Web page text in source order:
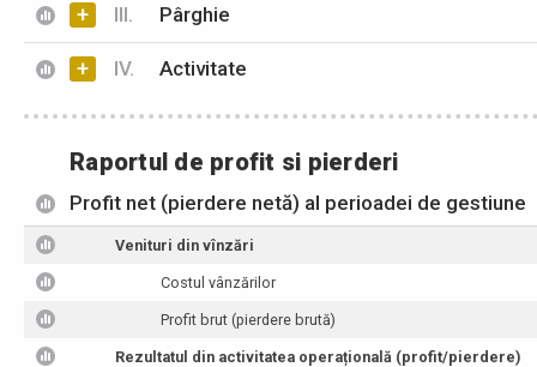
+ III. Pârghie
+ IV. Activitate
Raportul de profit si pierderi
Profit net (pierdere netă) al perioadei de gestiune
Venituri din vînzări
Costul vânzărilor
Profit brut (pierdere brută)
Rezultatul din activitatea operațională (profit/pierdere)